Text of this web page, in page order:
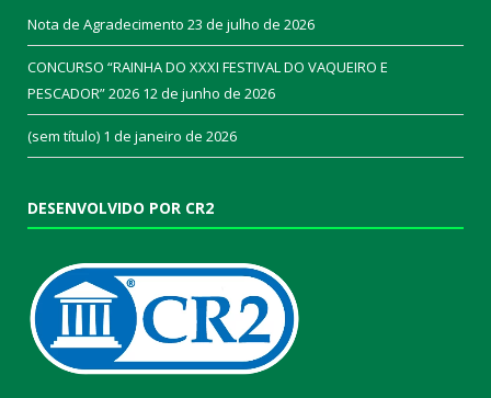
Nota de Agradecimento 23 de julho de 2026
CONCURSO “RAINHA DO XXXI FESTIVAL DO VAQUEIRO E
PESCADOR” 2026 12 de junho de 2026
(sem título) 1 de janeiro de 2026
DESENVOLVIDO POR CR2